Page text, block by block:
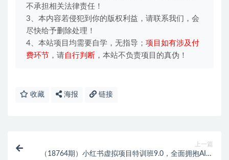
不承担相关法律责任！
3、本内容若侵犯到你的版权利益，请联系我们，会
尽快给予删除处理！
4、本站项目均需要自学，无指导； 项目如有涉及付
费环节 ，请自行判断 ，本站不负责项目的真伪！
收藏 海报 链接
上一篇
（18764期）小红书虚拟项目特训班9.0，全面拥抱AI，